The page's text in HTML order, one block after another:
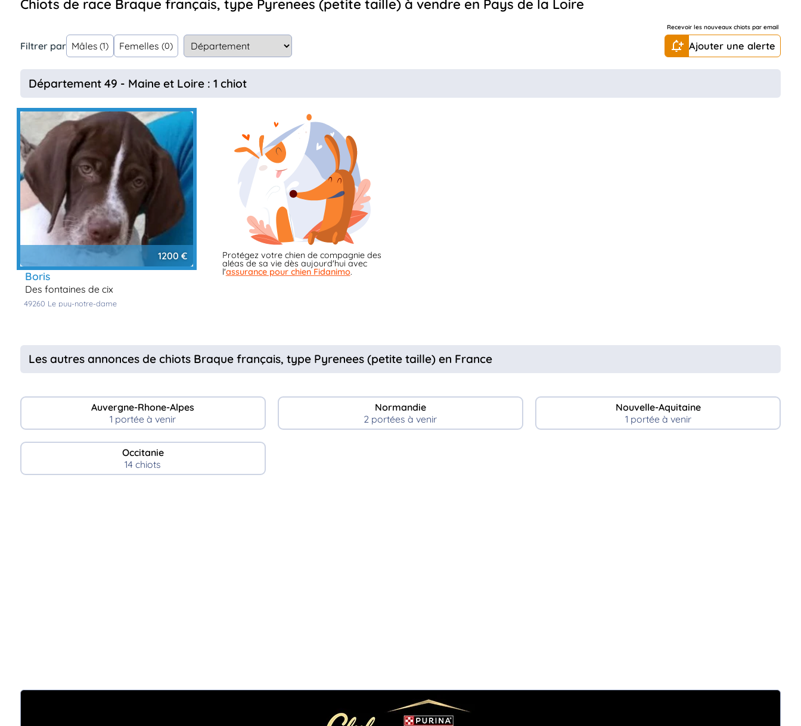
Assurances
Connexion
Chiots de race Braque français, type Pyrenees (petite taille) à vendre en Pays de la Loire
Filtrer par Mâles (1) Femelles (0)
Recevoir les nouveaux chiots par email
Ajouter une alerte
Département 49 - Maine et Loire : 1 chiot
1200 €
boris
des fontaines de cix
49260 le puy-notre-dame
Protégez votre chien de compagnie des
aléas de sa vie dès aujourd'hui avec
l'assurance pour chien Fidanimo.
Les autres annonces de chiots Braque français, type Pyrenees (petite taille) en France
Auvergne-Rhone-Alpes
1 portée à venir
Normandie
2 portées à venir
Nouvelle-Aquitaine
1 portée à venir
Occitanie
14 chiots